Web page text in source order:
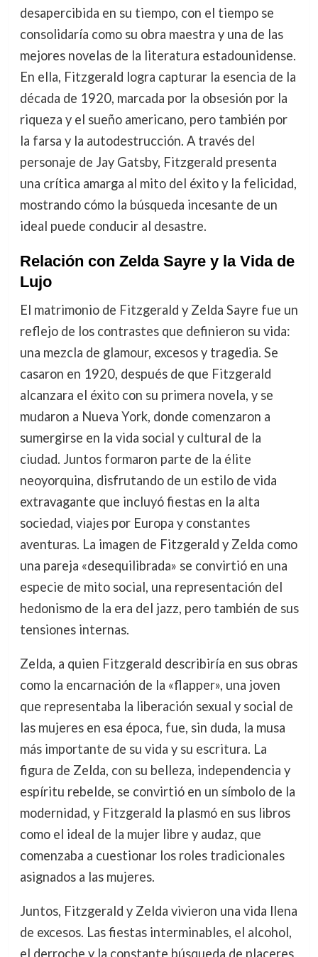
desapercibida en su tiempo, con el tiempo se
consolidaría como su obra maestra y una de las
mejores novelas de la literatura estadounidense.
En ella, Fitzgerald logra capturar la esencia de la
década de 1920, marcada por la obsesión por la
riqueza y el sueño americano, pero también por
la farsa y la autodestrucción. A través del
personaje de Jay Gatsby, Fitzgerald presenta
una crítica amarga al mito del éxito y la felicidad,
mostrando cómo la búsqueda incesante de un
ideal puede conducir al desastre.
Relación con Zelda Sayre y la Vida de
Lujo
El matrimonio de Fitzgerald y Zelda Sayre fue un
reflejo de los contrastes que definieron su vida:
una mezcla de glamour, excesos y tragedia. Se
casaron en 1920, después de que Fitzgerald
alcanzara el éxito con su primera novela, y se
mudaron a Nueva York, donde comenzaron a
sumergirse en la vida social y cultural de la
ciudad. Juntos formaron parte de la élite
neoyorquina, disfrutando de un estilo de vida
extravagante que incluyó fiestas en la alta
sociedad, viajes por Europa y constantes
aventuras. La imagen de Fitzgerald y Zelda como
una pareja «desequilibrada» se convirtió en una
especie de mito social, una representación del
hedonismo de la era del jazz, pero también de sus
tensiones internas.
Zelda, a quien Fitzgerald describiría en sus obras
como la encarnación de la «flapper», una joven
que representaba la liberación sexual y social de
las mujeres en esa época, fue, sin duda, la musa
más importante de su vida y su escritura. La
figura de Zelda, con su belleza, independencia y
espíritu rebelde, se convirtió en un símbolo de la
modernidad, y Fitzgerald la plasmó en sus libros
como el ideal de la mujer libre y audaz, que
comenzaba a cuestionar los roles tradicionales
asignados a las mujeres.
Juntos, Fitzgerald y Zelda vivieron una vida llena
de excesos. Las fiestas interminables, el alcohol,
el derroche y la constante búsqueda de placeres